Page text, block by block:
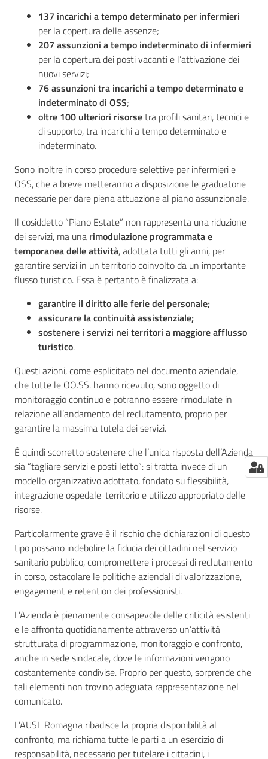
137 incarichi a tempo determinato per infermieri
per la copertura delle assenze;
207 assunzioni a tempo indeterminato di infermieri
per la copertura dei posti vacanti e l’attivazione dei
nuovi servizi;
76 assunzioni tra incarichi a tempo determinato e
indeterminato di OSS;
oltre 100 ulteriori risorsetra profili sanitari, tecnici e
di supporto, tra incarichi a tempo determinato e
indeterminato.
Sono inoltre in corso procedure selettive per infermieri e
OSS, che a breve metteranno a disposizione le graduatorie
necessarie per dare piena attuazione al piano assunzionale.
Il cosiddetto “Piano Estate” non rappresenta una riduzione
dei servizi, ma una rimodulazione programmata e
temporanea delle attività, adottata tutti gli anni, per
garantire servizi in un territorio coinvolto da un importante
flusso turistico. Essa è pertanto è finalizzata a:
garantire il diritto alle ferie del personale;
assicurare la continuità assistenziale;
sostenere i servizi nei territori a maggiore afflusso
turistico.
Questi azioni, come esplicitato nel documento aziendale,
che tutte le OO.SS. hanno ricevuto, sono oggetto di
monitoraggio continuo e potranno essere rimodulate in
relazione all’andamento del reclutamento, proprio per
garantire la massima tutela dei servizi.
È quindi scorretto sostenere che l’unica risposta dell’Azienda
sia “tagliare servizi e posti letto”: si tratta invece di un
modello organizzativo adottato, fondato su flessibilità,
integrazione ospedale-territorio e utilizzo appropriato delle
risorse.
Particolarmente grave è il rischio che dichiarazioni di questo
tipo possano indebolire la fiducia dei cittadini nel servizio
sanitario pubblico, compromettere i processi di reclutamento
in corso, ostacolare le politiche aziendali di valorizzazione,
engagement e retention dei professionisti.
L’Azienda è pienamente consapevole delle criticità esistenti
e le affronta quotidianamente attraverso un’attività
strutturata di programmazione, monitoraggio e confronto,
anche in sede sindacale, dove le informazioni vengono
costantemente condivise. Proprio per questo, sorprende che
tali elementi non trovino adeguata rappresentazione nel
comunicato.
L’AUSL Romagna ribadisce la propria disponibilità al
confronto, ma richiama tutte le parti a un esercizio di
responsabilità, necessario per tutelare i cittadini, i